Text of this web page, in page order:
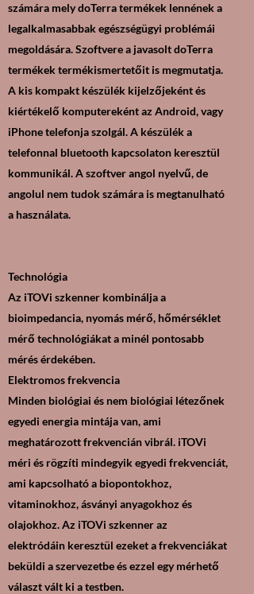
számára mely doTerra termékek lennének a
legalkalmasabbak egészségügyi problémái
megoldására. Szoftvere a javasolt doTerra
termékek termékismertetőit is megmutatja.
A kis kompakt készülék kijelzőjeként és
kiértékelő komputereként az Android, vagy
iPhone telefonja szolgál. A készülék a
telefonnal bluetooth kapcsolaton keresztül
kommunikál. A szoftver angol nyelvű, de
angolul nem tudok számára is megtanulható
a használata.
Technológia
Az iTOVi szkenner kombinálja a
bioimpedancia, nyomás mérő, hőmérséklet
mérő technológiákat a minél pontosabb
mérés érdekében.
Elektromos frekvencia
Minden biológiai és nem biológiai létezőnek
egyedi energia mintája van, ami
meghatározott frekvencián vibrál. iTOVi
méri és rögzíti mindegyik egyedi frekvenciát,
ami kapcsolható a biopontokhoz,
vitaminokhoz, ásványi anyagokhoz és
olajokhoz. Az iTOVi szkenner az
elektródáin keresztül ezeket a frekvenciákat
beküldi a szervezetbe és ezzel egy mérhető
választ vált ki a testben.